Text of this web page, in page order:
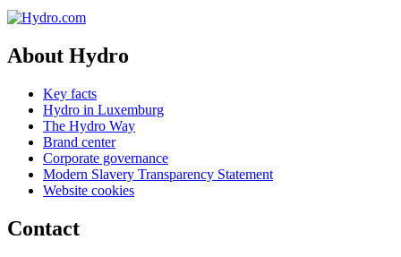
About Hydro
Key facts
Hydro in Luxemburg
The Hydro Way
Brand center
Corporate governance
Modern Slavery Transparency Statement
Website cookies
Contact